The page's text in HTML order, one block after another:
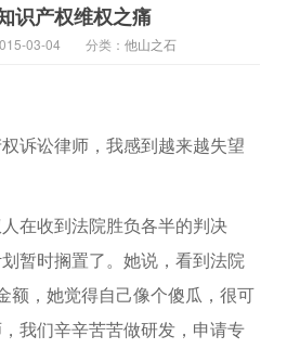
识产权维权之痛
03-04 分类： 他山之石
讼律师，我感到越来越失望
收到法院胜负各半的判决
暂时搁置了。她说，看到法院
额，她觉得自己像个傻瓜，很可
我们辛辛苦苦做研发，申请专